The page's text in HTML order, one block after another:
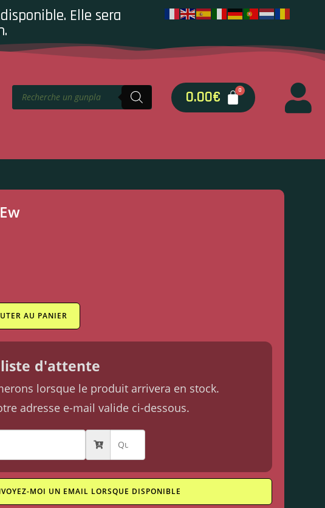
Elle sera
0.00€
AU PANIER
d'attente
lorsque le produit arrivera en stock.
adresse e-mail valide ci-dessous.
MOI UN EMAIL LORSQUE DISPONIBLE